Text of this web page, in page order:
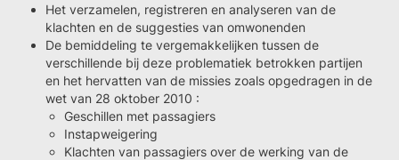
Het verzamelen, registreren en analyseren van de
klachten en de suggesties van omwonenden
De bemiddeling te vergemakkelijken tussen de
verschillende bij deze problematiek betrokken partijen
en het hervatten van de missies zoals opgedragen in de
wet van 28 oktober 2010 :
Geschillen met passagiers
Instapweigering
Klachten van passagiers over de werking van de